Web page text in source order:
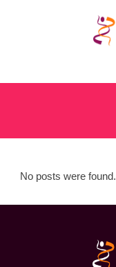
No posts were found.